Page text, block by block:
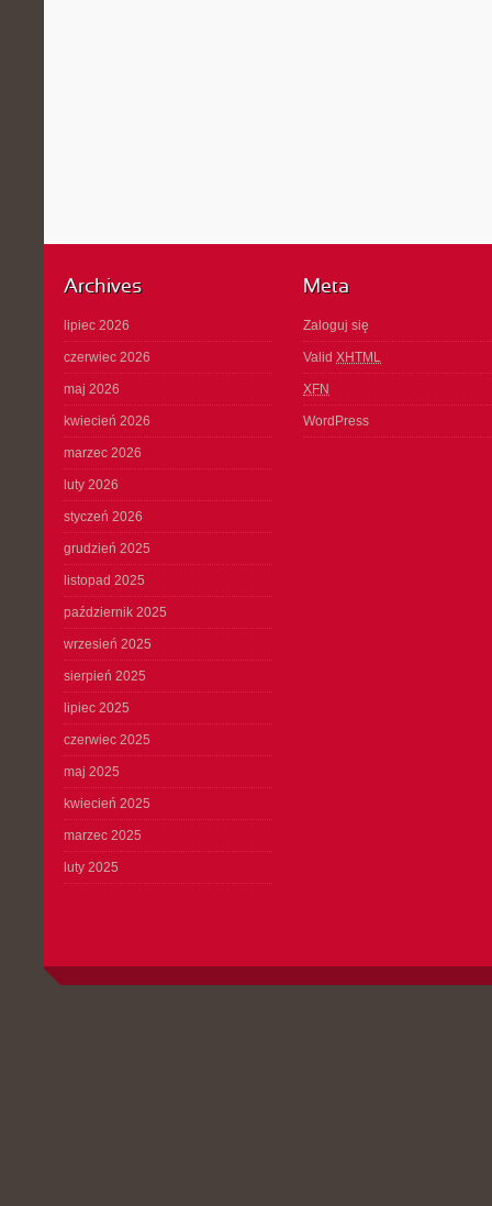
Archives
lipiec 2026
czerwiec 2026
maj 2026
kwiecień 2026
marzec 2026
luty 2026
styczeń 2026
grudzień 2025
listopad 2025
październik 2025
wrzesień 2025
sierpień 2025
lipiec 2025
czerwiec 2025
maj 2025
kwiecień 2025
marzec 2025
luty 2025
Meta
Zaloguj się
Valid XHTML
XFN
WordPress